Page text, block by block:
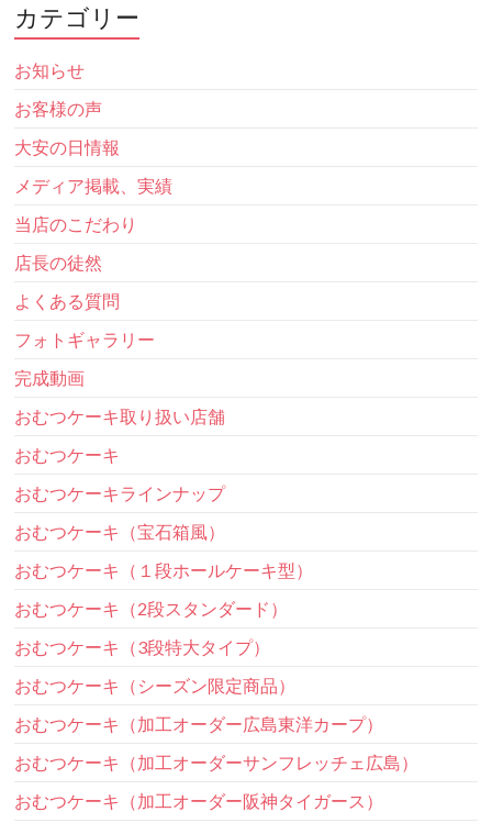
カテゴリー
お知らせ
お客様の声
大安の日情報
メディア掲載、実績
当店のこだわり
店長の徒然
よくある質問
フォトギャラリー
完成動画
おむつケーキ取り扱い店舗
おむつケーキ
おむつケーキラインナップ
おむつケーキ（宝石箱風）
おむつケーキ（１段ホールケーキ型）
おむつケーキ（2段スタンダード）
おむつケーキ（3段特大タイプ）
おむつケーキ（シーズン限定商品）
おむつケーキ（加工オーダー広島東洋カープ）
おむつケーキ（加工オーダーサンフレッチェ広島）
おむつケーキ（加工オーダー阪神タイガース）